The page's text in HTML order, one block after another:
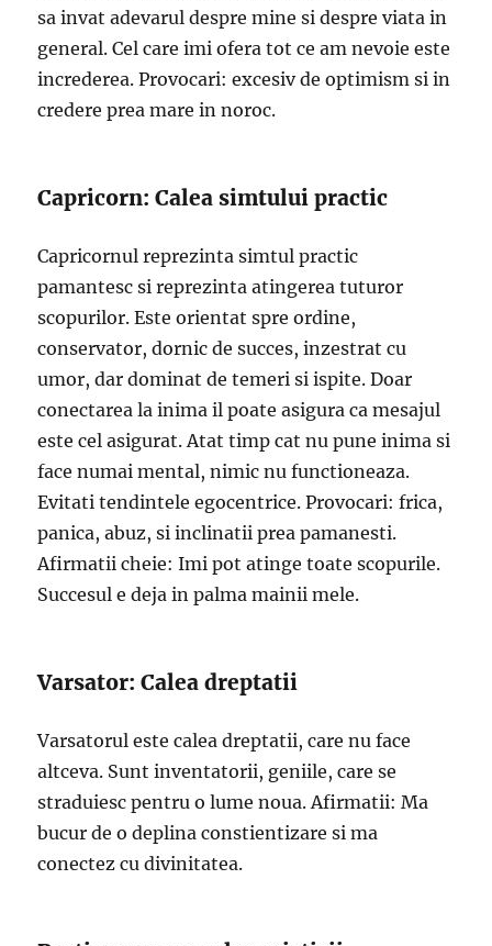
sa invat adevarul despre mine si despre viata in
general. Cel care imi ofera tot ce am nevoie este
increderea. Provocari: excesiv de optimism si in
credere prea mare in noroc.
Capricorn: Calea simtului practic
Capricornul reprezinta simtul practic
pamantesc si reprezinta atingerea tuturor
scopurilor. Este orientat spre ordine,
conservator, dornic de succes, inzestrat cu
umor, dar dominat de temeri si ispite. Doar
conectarea la inima il poate asigura ca mesajul
este cel asigurat. Atat timp cat nu pune inima si
face numai mental, nimic nu functioneaza.
Evitati tendintele egocentrice. Provocari: frica,
panica, abuz, si inclinatii prea pamanesti.
Afirmatii cheie: Imi pot atinge toate scopurile.
Succesul e deja in palma mainii mele.
Varsator: Calea dreptatii
Varsatorul este calea dreptatii, care nu face
altceva. Sunt inventatorii, geniile, care se
straduiesc pentru o lume noua. Afirmatii: Ma
bucur de o deplina constientizare si ma
conectez cu divinitatea.